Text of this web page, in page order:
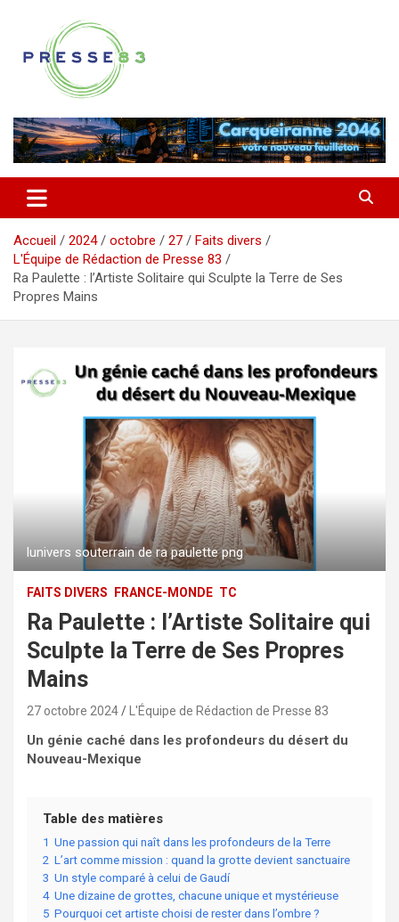
contenu
Presse 83
Accueil 2024 octobre 27
Faits divers
L'Équipe de Rédaction de Presse 83
Ra Paulette : l’Artiste Solitaire qui Sculpte la Terre de Ses
Propres Mains
lunivers souterrain de ra paulette png
FAITS DIVERS FRANCE-MONDE TC
Ra Paulette : l’Artiste Solitaire qui
Sculpte la Terre de Ses Propres
Mains
27 octobre 2024 L'Équipe de Rédaction de Presse 83
Un génie caché dans les profondeurs du désert du
Nouveau-Mexique
Table des matières
1 Une passion qui naît dans les profondeurs de la Terre
2 L’art comme mission : quand la grotte devient sanctuaire
3 Un style comparé à celui de Gaudí
4 Une dizaine de grottes, chacune unique et mystérieuse
5 Pourquoi cet artiste choisi de rester dans l’ombre ?